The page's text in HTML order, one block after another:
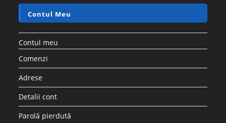
Contul Meu
Contul meu
Comenzi
Adrese
Detalii cont
Parolă pierdută